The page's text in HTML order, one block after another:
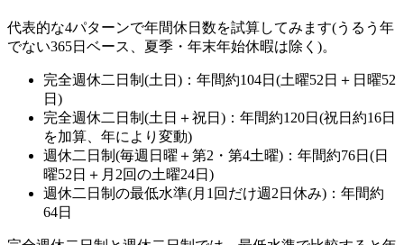
代表的な4パターンで年間休日数を試算してみます(うるう年
でない365日ベース、夏季・年末年始休暇は除く)。
完全週休二日制(土日)：年間約104日(土曜52日＋日曜52
日)
完全週休二日制(土日＋祝日)：年間約120日(祝日約16日
を加算、年により変動)
週休二日制(毎週日曜＋第2・第4土曜)：年間約76日(日
曜52日＋月2回の土曜24日)
週休二日制の最低水準(月1回だけ週2日休み)：年間約
64日